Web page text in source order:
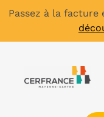
Passez à la